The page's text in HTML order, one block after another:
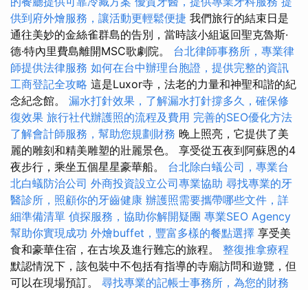
供到府外燴服務，讓活動更輕鬆便捷 我們旅行的結束日是
通往美妙的金絲雀群島的告別，當時該小組返回聖克魯斯·
德·特內里費島離開MSC歌劇院。 台北律師事務所，專業律
師提供法律服務 如何在台中辦理台胞證，提供完整的資訊
工商登記全攻略 這是Luxor寺，法老的力量和神聖和諧的紀
念紀念館。 漏水打針效果，了解漏水打針撐多久，確保修
復效果 旅行社代辦護照的流程及費用 完善的SEO優化方法
了解會計師服務，幫助您規劃財務 晚上照亮，它提供了美
麗的雕刻和精美雕塑的壯麗景色。 享受從五夜到阿蘇恩的4
夜步行，乘坐五個星星豪華船。 台北除白蟻公司，專業台
北白蟻防治公司 外商投資設立公司專業協助 尋找專業的牙
醫診所，照顧你的牙齒健康 辦護照需要攜帶哪些文件，詳
細準備清單 偵探服務，協助你解開疑團 專業SEO Agency
幫助你實現成功 外燴buffet，豐富多樣的餐點選擇 享受美
食和豪華住宿，在古埃及進行難忘的旅程。 整復推拿療程
默認情況下，該包裝中不包括有指導的寺廟訪問和遊覽，但
可以在現場預訂。 尋找專業的記帳士事務所，為您的財務